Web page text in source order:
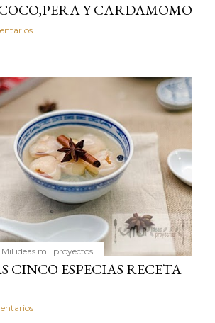
Y CARDAMOMO
Mil ideas mil proyectos
CINCO ESPECIAS RECETA